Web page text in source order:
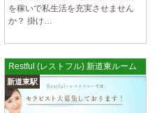
を稼いで私生活を充実させません
か？ 掛け…
Restful (レストフル) 新道東ルーム
新道東駅